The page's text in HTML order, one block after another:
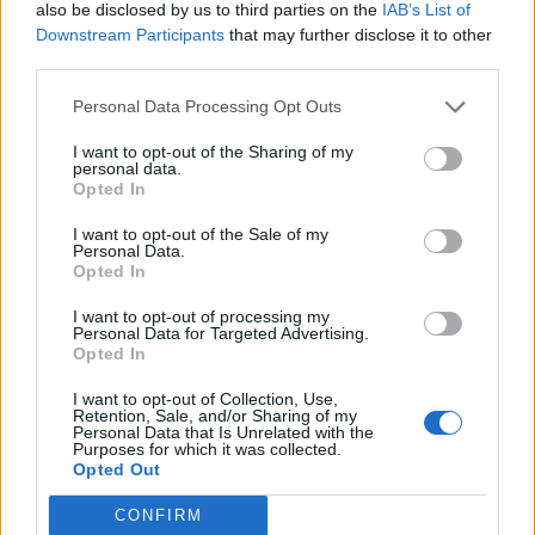
also be disclosed by us to third parties on the IAB’s List of
Downstream Participants that may further disclose it to other
Personal Data Processing Opt Outs
I want to opt-out of the Sharing of my
personal data.
Opted In
I want to opt-out of the Sale of my
Personal Data.
Opted In
I want to opt-out of processing my
Personal Data for Targeted Advertising.
Opted In
I want to opt-out of Collection, Use,
Retention, Sale, and/or Sharing of my
Personal Data that Is Unrelated with the
Purposes for which it was collected.
Opted Out
CONFIRM
In evidenza